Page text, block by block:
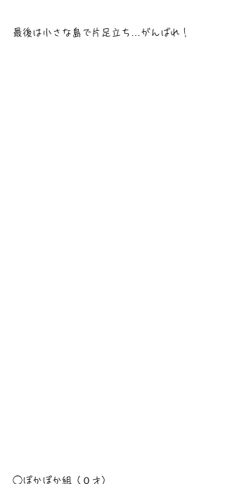
最後は小さな島で片足立ち…がんばれ！
◯ぽかぽか組（０才）